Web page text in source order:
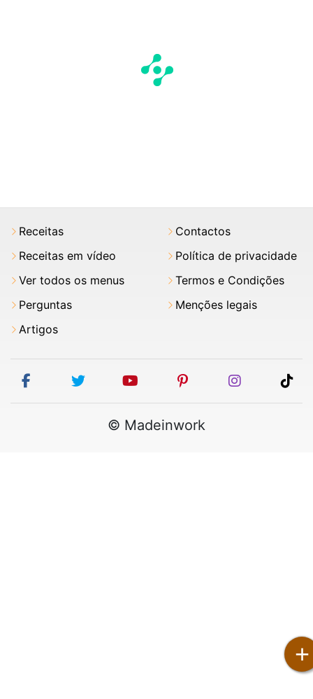
+
Receitas
Receitas em vídeo
Ver todos os menus
Perguntas
Artigos
Contactos
Política de privacidade
Termos e Condições
Menções legais
facebooktwitter youtubepinterestinstagram
© Madeinwork